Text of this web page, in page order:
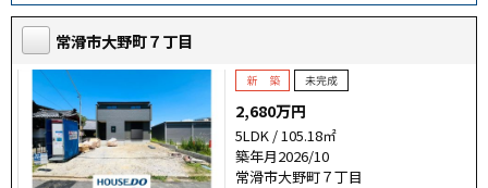
常滑市大野町７丁目
2,680万円
5LDK / 105.18㎡
築年月2026/10
常滑市大野町７丁目